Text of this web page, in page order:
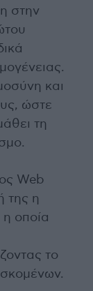
στην
και
ώστε
τη
Web
της η
οποία
το